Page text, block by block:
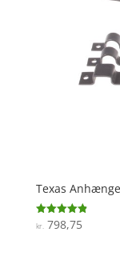
Texas
Vurderet
4.9
kr.798,75